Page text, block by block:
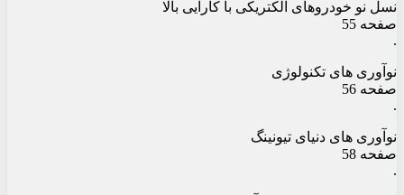
نسل نو خودروهای الکتریکی با کارآیی بالا
صفحه 55
.
نوآوری های تکنولوژی
صفحه 56
.
نوآوری های دنیای تیونینگ
صفحه 58
.